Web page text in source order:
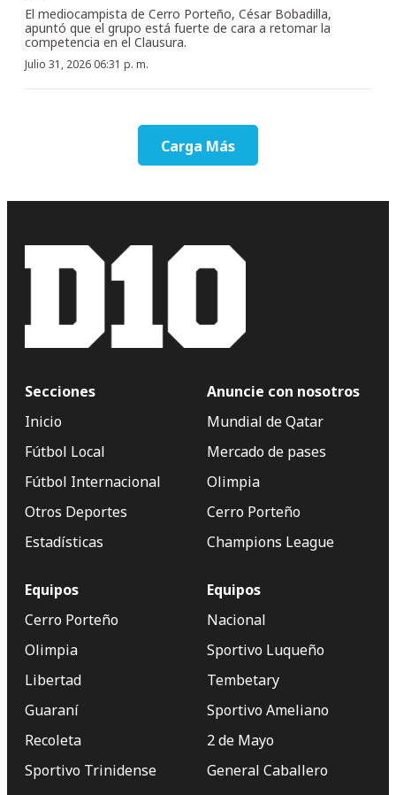
El mediocampista de Cerro Porteño, César Bobadilla,
apuntó que el grupo está fuerte de cara a retomar la
competencia en el Clausura.
Julio 31, 2026 06:31 p. m.
Carga Más
Secciones
Inicio
Fútbol Local
Fútbol Internacional
Otros Deportes
Estadísticas
Anuncie con nosotros
Mundial de Qatar
Mercado de pases
Olimpia
Cerro Porteño
Champions League
Equipos
Cerro Porteño
Olimpia
Libertad
Guaraní
Recoleta
Sportivo Trinidense
Equipos
Nacional
Sportivo Luqueño
Tembetary
Sportivo Ameliano
2 de Mayo
General Caballero